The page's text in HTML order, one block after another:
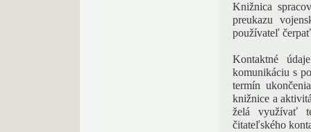
Knižnica
preukazu
používateľ
Kontaktné
komunikáciu s
termín
knižnice a
želá využívať
čitateľského